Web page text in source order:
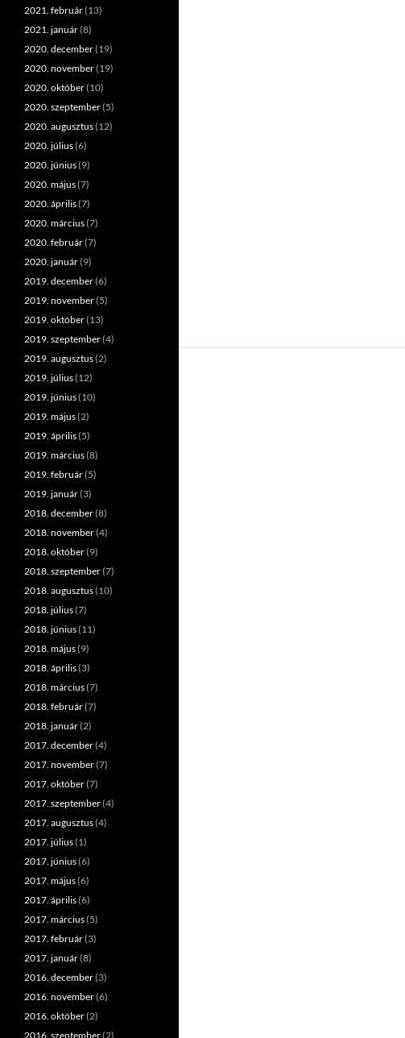
2021. február(13)
2021. január(8)
2020. december(19)
2020. november(19)
2020. október(10)
2020. szeptember(5)
2020. augusztus(12)
2020. július(6)
2020. június(9)
2020. május(7)
2020. április(7)
2020. március(7)
2020. február(7)
2020. január(9)
2019. december(6)
2019. november(5)
2019. október(13)
2019. szeptember(4)
2019. augusztus(2)
2019. július(12)
2019. június(10)
2019. május(2)
2019. április(5)
2019. március(8)
2019. február(5)
2019. január(3)
2018. december(8)
2018. november(4)
2018. október(9)
2018. szeptember(7)
2018. augusztus(10)
2018. július(7)
2018. június(11)
2018. május(9)
2018. április(3)
2018. március(7)
2018. február(7)
2018. január(2)
2017. december(4)
2017. november(7)
2017. október(7)
2017. szeptember(4)
2017. augusztus(4)
2017. július(1)
2017. június(6)
2017. május(6)
2017. április(6)
2017. március(5)
2017. február(3)
2017. január(8)
2016. december(3)
2016. november(6)
2016. október(2)
2016. szeptember(2)